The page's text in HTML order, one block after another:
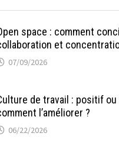
space : comment
et
07/09/2026
de travail : positif ou
l’améliorer ?
06/22/2026